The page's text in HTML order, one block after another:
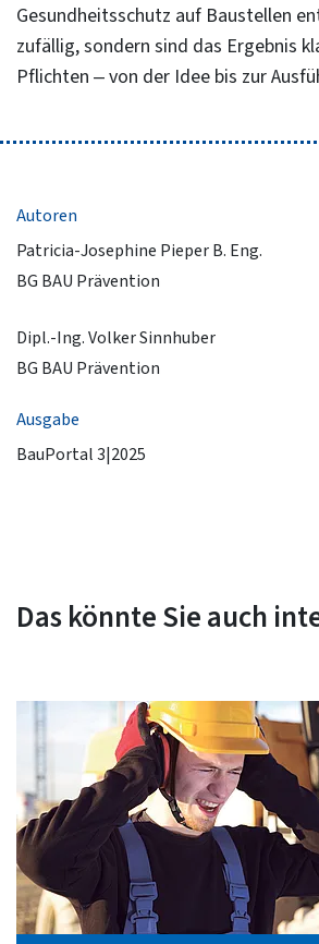
Gesundheitsschutz auf Baustellen
zufällig, sondern sind das Ergebnis
Pflichten – von der Idee bis zur
Autoren
Patricia-Josephine Pieper B. Eng.
BG BAU Prävention
Dipl.-Ing. Volker Sinnhuber
BG BAU Prävention
Ausgabe
BauPortal 3|2025
Das könnte Sie auch